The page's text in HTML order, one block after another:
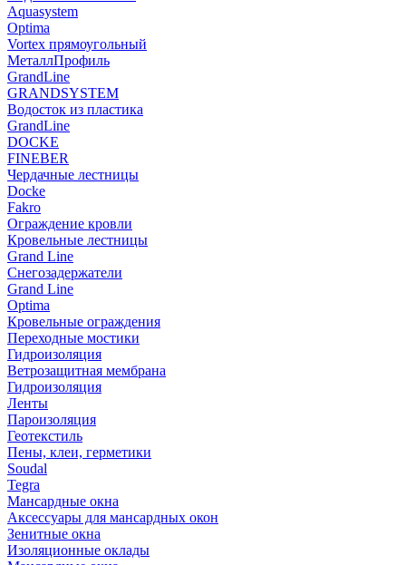
Aquasystem
Optima
Vortex прямоугольный
МеталлПрофиль
GrandLine
GRANDSYSTEM
Водосток из пластика
GrandLine
DOCKE
FINEBER
Чердачные лестницы
Docke
Fakro
Ограждение кровли
Кровельные лестницы
Grand Line
Снегозадержатели
Grand Line
Optima
Кровельные ограждения
Переходные мостики
Гидроизоляция
Ветрозащитная мембрана
Гидроизоляция
Ленты
Пароизоляция
Геотекстиль
Пены, клеи, герметики
Soudal
Tegra
Мансардные окна
Аксессуары для мансардных окон
Зенитные окна
Изоляционные оклады